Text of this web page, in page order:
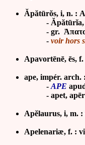
Ăpătūrŏs, i, n. :
- Ăpătūrĭa,
- gr.
- voir hors
Apavortēnē, ēs,
ape, impér. arch.
- APE
- apet,
Apĕlaurus, i, m.
Apelenariæ, f. :